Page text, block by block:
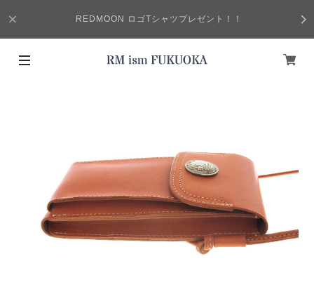
REDMOON ロゴTシャツプレゼント！！